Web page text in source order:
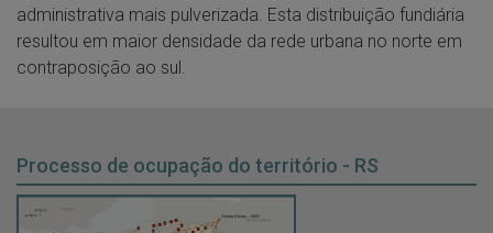
administrativa mais pulverizada. Esta distribuição fundiária
resultou em maior densidade da rede urbana no norte em
contraposição ao sul.
Processo de ocupação do território - RS